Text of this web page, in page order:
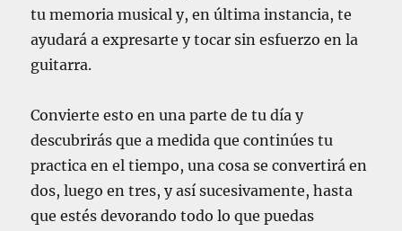
tu memoria musical y, en última instancia, te
ayudará a expresarte y tocar sin esfuerzo en la
guitarra.
Convierte esto en una parte de tu día y
descubrirás que a medida que continúes tu
practica en el tiempo, una cosa se convertirá en
dos, luego en tres, y así sucesivamente, hasta
que estés devorando todo lo que puedas